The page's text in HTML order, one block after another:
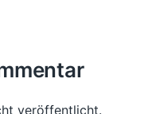
veröffentlicht.